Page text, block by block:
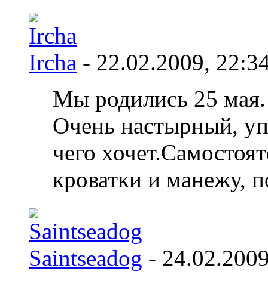
Ircha - 22.02.2009,
Мы родились 25 мая.
Очень настырный,
чего
кроватки и манежу,
Saintseadog -